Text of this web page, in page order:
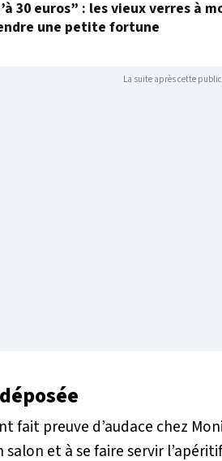
30 euros” : les vieux verres à
une petite fortune
La suite après cette
fait preuve d’audace chez
salon et à se faire servir